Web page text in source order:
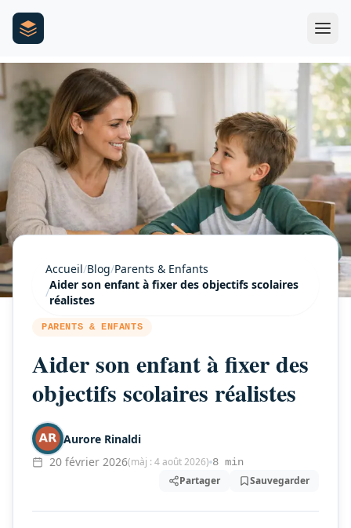
Accueil/Blog/Parents & Enfants
/
Aider son enfant à fixer des objectifs scolaires
réalistes
PARENTS & ENFANTS
Aider son enfant à fixer des
objectifs scolaires réalistes
Aurore Rinaldi
20 février 2026(màj : 4 août 2026) 8 min
Partager Sauvegarder